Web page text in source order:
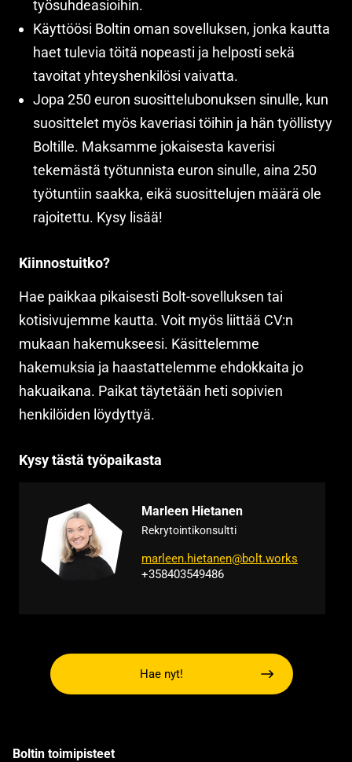
Hae nyt!
työsuhdeasioihin.
Käyttöösi Boltin oman sovelluksen, jonka kautta
haet tulevia töitä nopeasti ja helposti sekä
tavoitat yhteyshenkilösi vaivatta.
Jopa 250 euron suosittelubonuksen sinulle, kun
suosittelet myös kaveriasi töihin ja hän työllistyy
Boltille. Maksamme jokaisesta kaverisi
tekemästä työtunnista euron sinulle, aina 250
työtuntiin saakka, eikä suosittelujen määrä ole
rajoitettu. Kysy lisää!
Kiinnostuitko?
Hae paikkaa pikaisesti Bolt-sovelluksen tai
kotisivujemme kautta. Voit myös liittää CV:n
mukaan hakemukseesi. Käsittelemme
hakemuksia ja haastattelemme ehdokkaita jo
hakuaikana. Paikat täytetään heti sopivien
henkilöiden löydyttyä.
Kysy tästä työpaikasta
Marleen Hietanen
Rekrytointikonsultti
marleen.hietanen@bolt.works
+358403549486
Boltin toimipisteet